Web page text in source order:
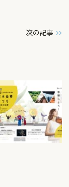
次の記事